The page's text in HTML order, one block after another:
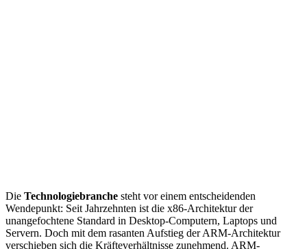
Die Technologiebranche steht vor einem entscheidenden
Wendepunkt: Seit Jahrzehnten ist die x86-Architektur der
unangefochtene Standard in Desktop-Computern, Laptops und
Servern. Doch mit dem rasanten Aufstieg der ARM-Architektur
verschieben sich die Kräfteverhältnisse zunehmend. ARM-